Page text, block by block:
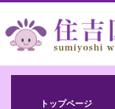
トップページ